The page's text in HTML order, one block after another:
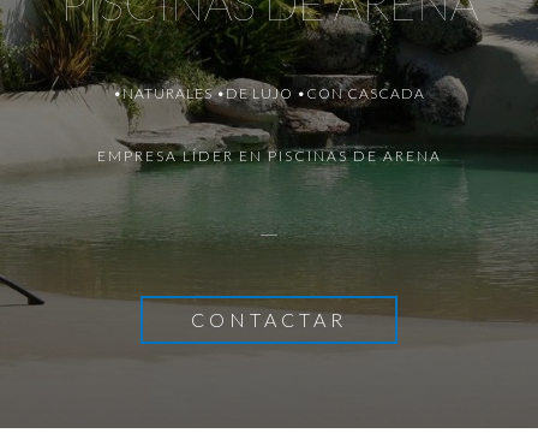
•NATURALES •DE LUJO •CON CASCADA
EMPRESA LÍDER EN PISCINAS DE ARENA
CONTACTAR